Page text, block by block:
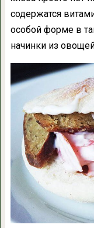
содержатся
особой форме в
начинки из